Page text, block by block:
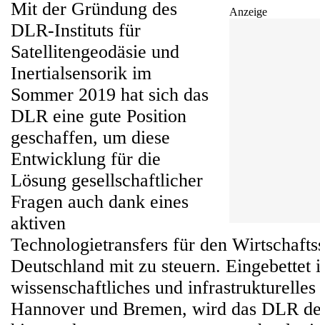
Anzeige
Mit der Gründung des
DLR-Instituts für
Satellitengeodäsie und
Inertialsensorik im
Sommer 2019 hat sich das
DLR eine gute Position
geschaffen, um diese
Entwicklung für die
Lösung gesellschaftlicher
Fragen auch dank eines
aktiven
Technologietransfers für den
Deutschland mit zu steuern. Eingebettet
wissenschaftliches und
Hannover und Bremen, wird das DLR